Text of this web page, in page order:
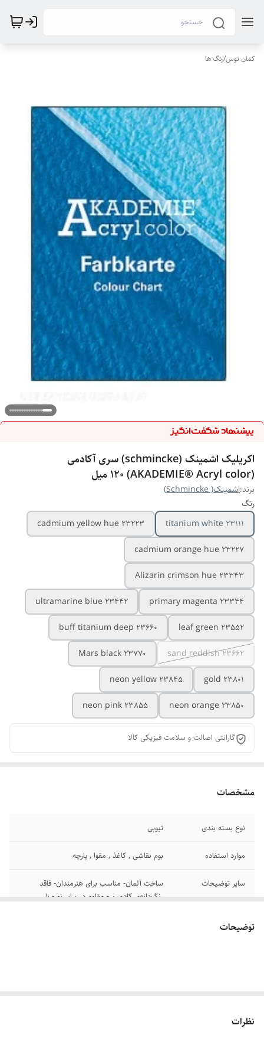
کمان توس/رنگ ها
اکریلیک اشمینک (schmincke) سری آکادمی
(AKADEMIE® Acryl color) 120 میل
برند:اشمینک( Schmincke)
رنگ
titanium white 23111
cadmium yellow hue 23223
cadmium orange hue 23227
Alizarin crimson hue 23343
primary magenta 23344
ultramarine blue 23442
leaf green 23552
buff titanium deep 23660
sand reddish 23662
Mars black 23770
gold 23801
neon yellow 23845
neon orange 23850
neon pink 23855
گارانتی اصالت و سلامت فیزیکی کالا
مشخصات
نوع بسته بندی تیوپی
موارد استفاده بوم نقاشی , کاغذ , مقوا , پارچه
سایر توضیحات
ساخت آلمان- مناسب برای هنرمندان- فاقد
رنگ‌دانه‌ی کادمیم - مقاوم در برابر نور- با
توضیحات
نظرات